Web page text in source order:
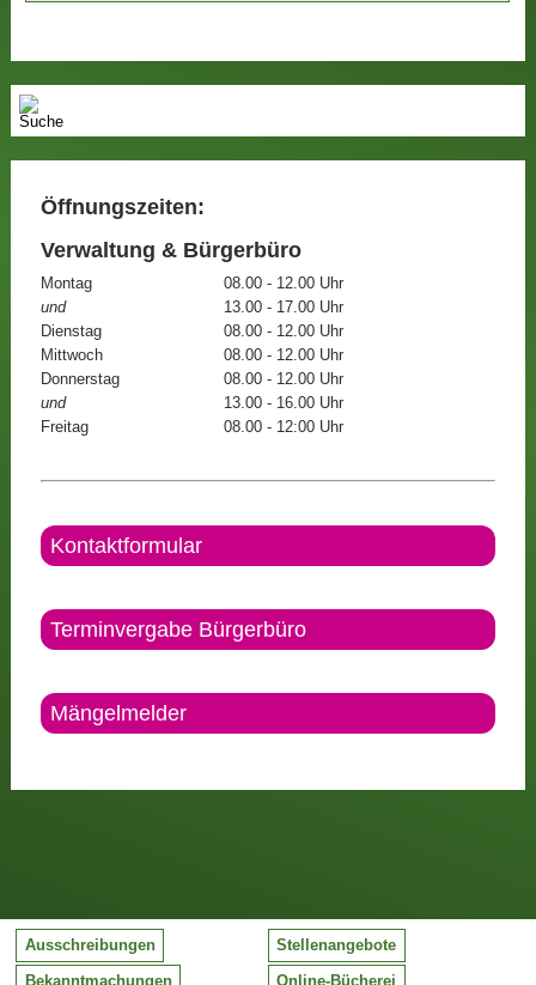
Öffnungszeiten:
Verwaltung & Bürgerbüro
Montag
08.00 - 12.00 Uhr
und
13.00 - 17.00 Uhr
Dienstag
08.00 - 12.00 Uhr
Mittwoch
08.00 - 12.00 Uhr
Donnerstag
08.00 - 12.00 Uhr
und
13.00 - 16.00 Uhr
Freitag
08.00 - 12:00 Uhr
Kontaktformular
Terminvergabe Bürgerbüro
Mängelmelder
Ausschreibungen Stellenangebote